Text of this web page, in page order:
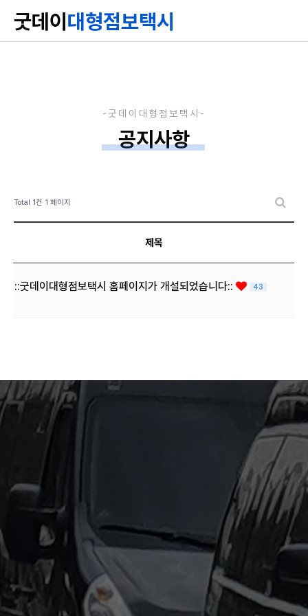
굿데이 대형점보택시
공지사항
Total 1건 1 페이지
제목
::굿데이대형점보택시 홈페이지가 개설되었습니다:: 43